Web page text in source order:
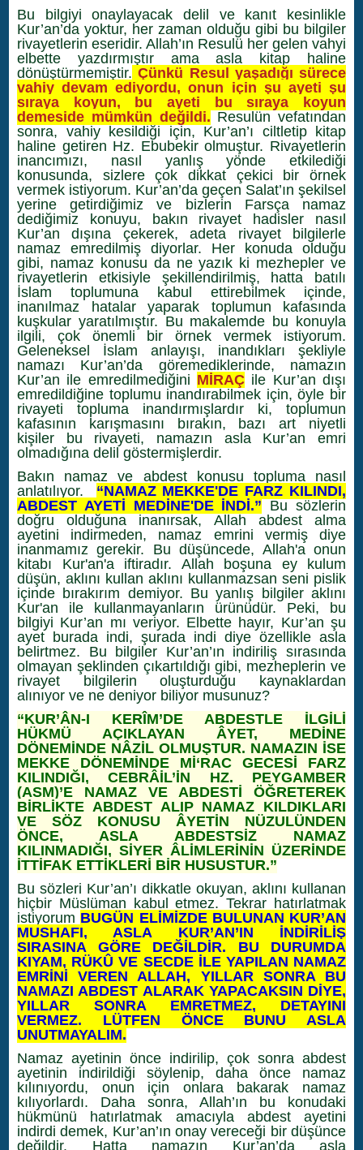
Bu bilgiyi onaylayacak delil ve kanıt kesinlikle
Kur’an’da yoktur, her zaman olduğu gibi bu bilgiler
rivayetlerin eseridir. Allah’ın Resulü her gelen vahyi
elbette yazdırmıştır ama asla kitap haline
dönüştürmemiştir. Çünkü Resul yaşadığı sürece
vahiy devam ediyordu, onun için şu ayeti şu
sıraya koyun, bu ayeti bu sıraya koyun
demeside mümkün değildi. Resulün vefatından
sonra, vahiy kesildiği için, Kur’an’ı ciltletip kitap
haline getiren Hz. Ebubekir olmuştur. Rivayetlerin
inancımızı, nasıl yanlış yönde etkilediği
konusunda, sizlere çok dikkat çekici bir örnek
vermek istiyorum. Kur’an’da geçen Salat’ın şekilsel
yerine getirdiğimiz ve bizlerin Farsça namaz
dediğimiz konuyu, bakın rivayet hadisler nasıl
Kur’an dışına çekerek, adeta rivayet bilgilerle
namaz emredilmiş diyorlar. Her konuda olduğu
gibi, namaz konusu da ne yazık ki mezhepler ve
rivayetlerin etkisiyle şekillendirilmiş, hatta batılı
İslam toplumuna kabul ettirebilmek içinde,
inanılmaz hatalar yaparak toplumun kafasında
kuşkular yaratılmıştır. Bu makalemde bu konuyla
ilgili, çok önemli bir örnek vermek istiyorum.
Geleneksel İslam anlayışı, inandıkları şekliyle
namazı Kur’an’da göremediklerinde, namazın
Kur’an ile emredilmediğini MİRAÇ ile Kur’an dışı
emredildiğine toplumu inandırabilmek için, öyle bir
rivayeti topluma inandırmışlardır ki, toplumun
kafasının karışmasını bırakın, bazı art niyetli
kişiler bu rivayeti, namazın asla Kur’an emri
olmadığına delil göstermişlerdir.
Bakın namaz ve abdest konusu topluma nasıl
anlatılıyor. “NAMAZ MEKKE'DE FARZ KILINDI,
ABDEST AYETİ MEDİNE'DE İNDİ.” Bu sözlerin
doğru olduğuna inanırsak, Allah abdest alma
ayetini indirmeden, namaz emrini vermiş diye
inanmamız gerekir. Bu düşüncede, Allah'a onun
kitabı Kur'an'a iftiradır. Allah boşuna ey kulum
düşün, aklını kullan aklını kullanmazsan seni pislik
içinde bırakırım demiyor. Bu yanlış bilgiler aklını
Kur'an ile kullanmayanların ürünüdür. Peki, bu
bilgiyi Kur’an mı veriyor. Elbette hayır, Kur’an şu
ayet burada indi, şurada indi diye özellikle asla
belirtmez. Bu bilgiler Kur’an’ın indiriliş sırasında
olmayan şeklinden çıkartıldığı gibi, mezheplerin ve
rivayet bilgilerin oluşturduğu kaynaklardan
alınıyor ve ne deniyor biliyor musunuz?
“KUR’ÂN-I KERÎM’DE ABDESTLE İLGİLİ
HÜKMÜ AÇIKLAYAN ÂYET, MEDİNE
DÖNEMİNDE NÂZİL OLMUŞTUR. NAMAZIN İSE
MEKKE DÖNEMİNDE Mİ‘RAC GECESİ FARZ
KILINDIĞI, CEBRÂİL’İN HZ. PEYGAMBER
(ASM)’E NAMAZ VE ABDESTİ ÖĞRETEREK
BİRLİKTE ABDEST ALIP NAMAZ KILDIKLARI
VE SÖZ KONUSU ÂYETİN NÜZULÜNDEN
ÖNCE, ASLA ABDESTSİZ NAMAZ
KILINMADIĞI, SİYER ÂLİMLERİNİN ÜZERİNDE
İTTİFAK ETTİKLERİ BİR HUSUSTUR.”
Bu sözleri Kur’an’ı dikkatle okuyan, aklını kullanan
hiçbir Müslüman kabul etmez. Tekrar hatırlatmak
istiyorum BUGÜN ELİMİZDE BULUNAN KUR’AN
MUSHAFI, ASLA KUR’AN’IN İNDİRİLİŞ
SIRASINA GÖRE DEĞİLDİR. BU DURUMDA
KIYAM, RÜKÛ VE SECDE İLE YAPILAN NAMAZ
EMRİNİ VEREN ALLAH, YILLAR SONRA BU
NAMAZI ABDEST ALARAK YAPACAKSIN DİYE,
YILLAR SONRA EMRETMEZ, DETAYINI
VERMEZ. LÜTFEN ÖNCE BUNU ASLA
UNUTMAYALIM.
Namaz ayetinin önce indirilip, çok sonra abdest
ayetinin indirildiği söylenip, daha önce namaz
kılınıyordu, onun için onlara bakarak namaz
kılıyorlardı. Daha sonra, Allah’ın bu konudaki
hükmünü hatırlatmak amacıyla abdest ayetini
indirdi demek, Kur’an’ın onay vereceği bir düşünce
değildir. Hatta namazın Kur’an’da asla